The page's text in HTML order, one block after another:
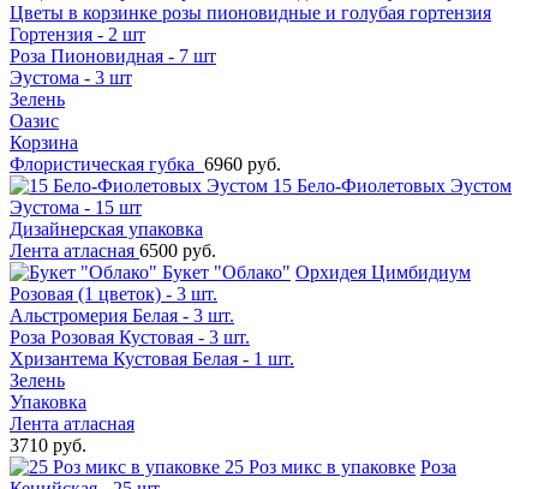
Цветы в корзинке розы пионовидные и голубая гортензия
Гортензия - 2 шт
Роза Пионовидная - 7 шт
Эустома - 3 шт
Зелень
Оазис
Корзина
Флористическая губка 6960 руб.
15 Бело-Фиолетовых Эустом
Эустома - 15 шт
Дизайнерская упаковка
Лента атласная 6500 руб.
Букет "Облако" Орхидея Цимбидиум
Розовая (1 цветок) - 3 шт.
Альстромерия Белая - 3 шт.
Роза Розовая Кустовая - 3 шт.
Хризантема Кустовая Белая - 1 шт.
Зелень
Упаковка
Лента атласная
3710 руб.
25 Роз микс в упаковке Роза